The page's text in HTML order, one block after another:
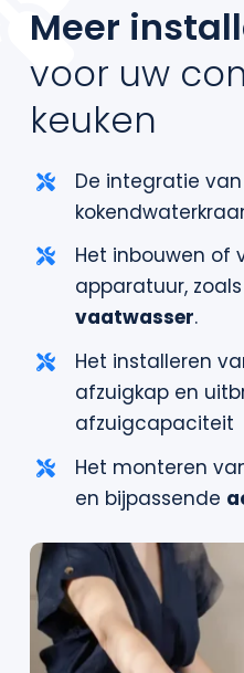
Meer
voor uw
keuken
De integratie
Het inbouwen of
apparatuur,
vaatwasser.
Het installeren
afzuigkap en
afzuigcapaciteit
Het monteren
en bijpassende